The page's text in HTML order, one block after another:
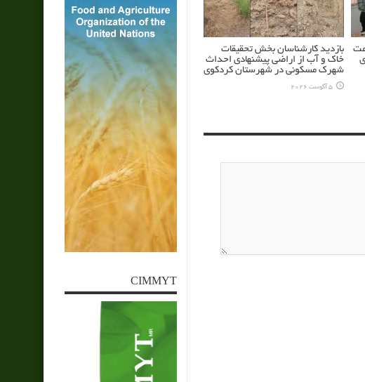
بازدید کارشناسان بخش تحقیقات
خاک و آب از اراضی پیشنهادی احداث
شهرک مسکونی در شهرستان کردکوی
5 آگوست 2026
CIMMYT